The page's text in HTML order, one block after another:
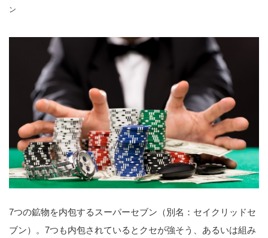
ン
7つの鉱物を内包するスーパーセブン（別名：セイクリッドセ
ブン）。7つも内包されているとクセが強そう、あるいは組み